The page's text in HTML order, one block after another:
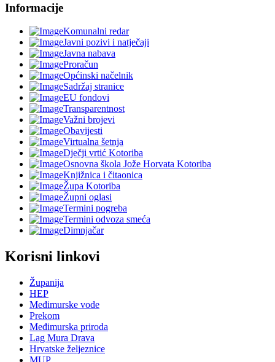
Informacije
Komunalni redar
Javni pozivi i natječaji
Javna nabava
Proračun
Općinski načelnik
Sadržaj stranice
EU fondovi
Transparentnost
Važni brojevi
Obavijesti
Virtualna šetnja
Dječji vrtić Kotoriba
Osnovna škola Jože Horvata Kotoriba
Knjižnica i čitaonica
Župa Kotoriba
Župni oglasi
Termini pogreba
Termini odvoza smeća
Dimnjačar
Korisni linkovi
Županija
HEP
Međimurske vode
Prekom
Međimurska priroda
Lag Mura Drava
Hrvatske željeznice